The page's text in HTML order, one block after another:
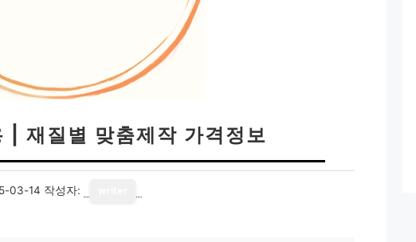
| 재질별 맞춤제작 가격정보
03-14 작성자: